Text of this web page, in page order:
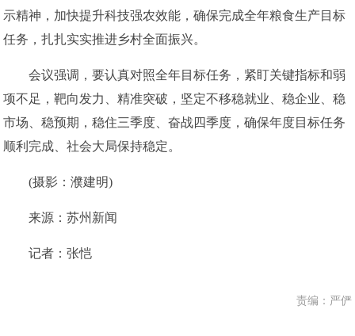
示精神，加快提升科技强农效能，确保完成全年粮食生产目标
任务，扎扎实实推进乡村全面振兴。
会议强调，要认真对照全年目标任务，紧盯关键指标和弱
项不足，靶向发力、精准突破，坚定不移稳就业、稳企业、稳
市场、稳预期，稳住三季度、奋战四季度，确保年度目标任务
顺利完成、社会大局保持稳定。
(摄影：濮建明)
来源：苏州新闻
记者：张恺
责编：严俨